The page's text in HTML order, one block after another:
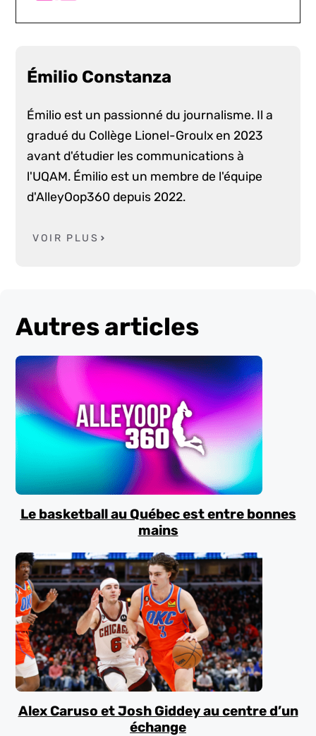
Émilio Constanza
Émilio est un passionné du journalisme. Il a
gradué du Collège Lionel-Groulx en 2023
avant d'étudier les communications à
l'UQAM. Émilio est un membre de l'équipe
d'AlleyOop360 depuis 2022.
VOIR PLUS
Autres articles
Le basketball au Québec est entre bonnes
mains
Alex Caruso et Josh Giddey au centre d’un
échange